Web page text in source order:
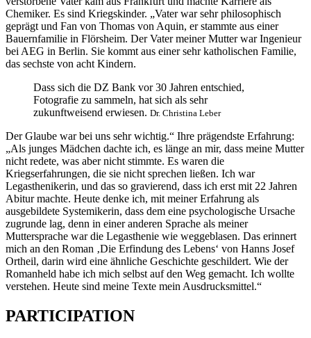
Chemiker. Es sind Kriegskinder. „Vater war sehr philosophisch
geprägt und Fan von Thomas von Aquin, er stammte aus einer
Bauernfamilie in Flörsheim. Der Vater meiner Mutter war Ingenieur
bei AEG in Berlin. Sie kommt aus einer sehr katholischen Familie,
das sechste von acht Kindern.
Dass sich die DZ Bank vor 30 Jahren entschied,
Fotografie zu sammeln, hat sich als sehr
zukunftweisend erwiesen. Dr. Christina Leber
Der Glaube war bei uns sehr wichtig.“ Ihre prägendste Erfahrung:
„Als junges Mädchen dachte ich, es länge an mir, dass meine Mutter
nicht redete, was aber nicht stimmte. Es waren die
Kriegserfahrungen, die sie nicht sprechen ließen. Ich war
Legasthenikerin, und das so gravierend, dass ich erst mit 22 Jahren
Abitur machte. Heute denke ich, mit meiner Erfahrung als
ausgebildete Systemikerin, dass dem eine psychologische Ursache
zugrunde lag, denn in einer anderen Sprache als meiner
Muttersprache war die Legasthenie wie weggeblasen. Das erinnert
mich an den Roman ‚Die Erfindung des Lebens‘ von Hanns Josef
Ortheil, darin wird eine ähnliche Geschichte geschildert. Wie der
Romanheld habe ich mich selbst auf den Weg gemacht. Ich wollte
verstehen. Heute sind meine Texte mein Ausdrucksmittel.“
PARTICIPATION